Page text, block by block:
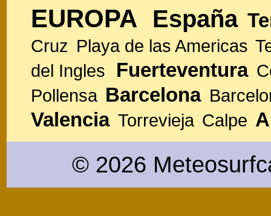
EUROPA España
Cruz Playa de las Americas
del Ingles
Fuerteventura
Pollensa Barcelona
Valencia Torrevieja Calpe
© 2026